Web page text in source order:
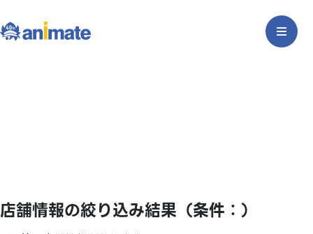
店舗情報の絞り込み結果（条件：）